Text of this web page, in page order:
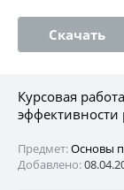
Скачать
Курсовая
Предмет:Основы
Добавлено: